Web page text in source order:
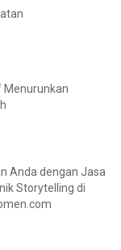
Menurunkan
Anda dengan Jasa
Storytelling di